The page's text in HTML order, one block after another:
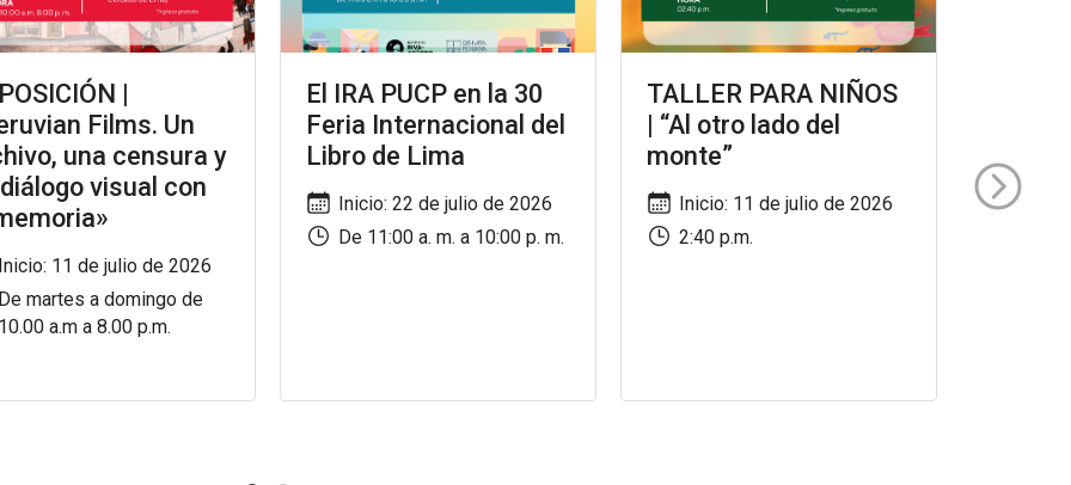
|
Films. Un
una censura y
visual con
Inicio: 11 de julio de 2026
De martes a domingo de
10.00 a.m a 8.00 p.m.
El IRA PUCP en la 30
Feria Internacional del
Libro de Lima
Inicio: 22 de julio de 2026
De 11:00 a. m. a 10:00 p. m.
TALLER PARA NIÑOS
| “Al otro lado del
monte”
Inicio: 11 de julio de 2026
2:40 p.m.